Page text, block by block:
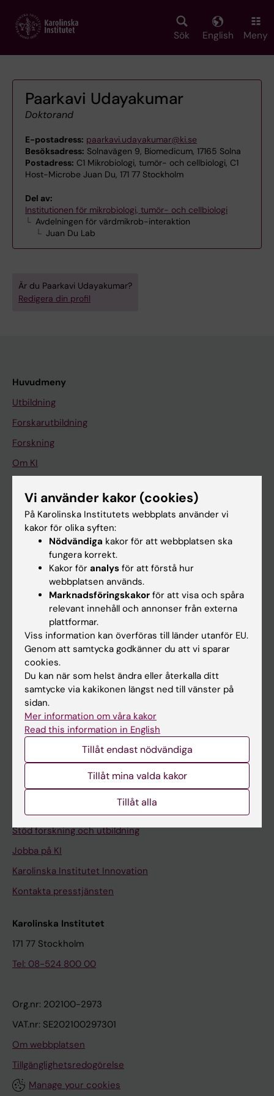
main
Sök English Meny
Paarkavi Udayakumar
Doktorand
E-postadress: paarkavi.udayakumar@ki.se
Besöksadress: Solnavägen 9, Biomedicum, 17165 Solna
Postadress: C1 Mikrobiologi, tumör- och cellbiologi, C1
Host-Microbe Juan Du, 171 77 Stockholm
Del av:
Institutionen för mikrobiologi, tumör- och cellbiologi
Avdelningen för värdmikrob-interaktion
Juan Du Lab
Är du Paarkavi Udayakumar?
Redigera din profil
Huvudmeny
Utbildning
Forskarutbildning
Forskning
Om KI
På gång
Nyheter
Kalender
Schema
Studentmejlen
Kurs- och programwebbar
Student på KI
Medarbetare
Medarbetarportalen
Kontakta och besök KI
Universitetsbiblioteket
Stöd forskning och utbildning
Jobba på KI
Karolinska Institutet Innovation
Kontakta presstjänsten
Karolinska Institutet
171 77 Stockholm
Tel: 08-524 800 00
Org.nr: 202100-2973
VAT.nr: SE202100297301
Om webbplatsen
Tillgänglighetsredogörelse
Manage your cookies
Vi använder kakor (cookies)
På Karolinska Institutets webbplats använder vi
kakor för olika syften:
Nödvändiga kakor för att webbplatsen ska
fungera korrekt.
Kakor för analys för att förstå hur
webbplatsen används.
Marknadsföringskakor för att visa och spåra
relevant innehåll och annonser från externa
plattformar.
Viss information kan överföras till länder utanför EU.
Genom att samtycka godkänner du att vi sparar
cookies.
Du kan när som helst ändra eller återkalla ditt
samtycke via kakikonen längst ned till vänster på
sidan.
Mer information om våra kakor
Read this information in English
Tillåt endast nödvändiga
Tillåt mina valda kakor
Tillåt alla